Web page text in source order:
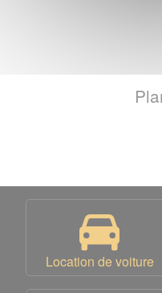
Location de voiture